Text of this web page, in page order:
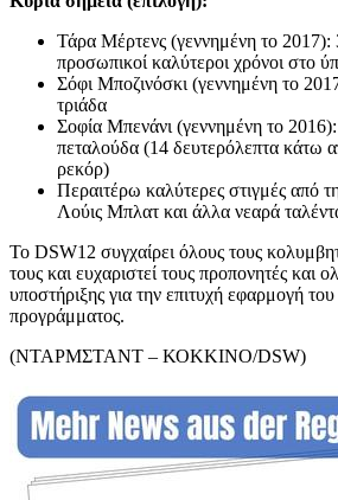
Τάρα Μέρτενς (γεννημένη το 2017):
προσωπικοί καλύτεροι χρόνοι στο
Σόφι Μποζινόσκι (γεννημένη το
τριάδα
Σοφία Μπενάνι (γεννημένη το
πεταλούδα (14 δευτερόλεπτα κάτω
ρεκόρ)
Περαιτέρω καλύτερες στιγμές από
Λούις Μπλατ και άλλα νεαρά
Το DSW12 συγχαίρει όλους τους
τους και ευχαριστεί τους προπονητές και
υποστήριξης για την επιτυχή εφαρμογή
προγράμματος.
(ΝΤΑΡΜΣΤΑΝΤ – ΚΟΚΚΙΝΟ/DSW)